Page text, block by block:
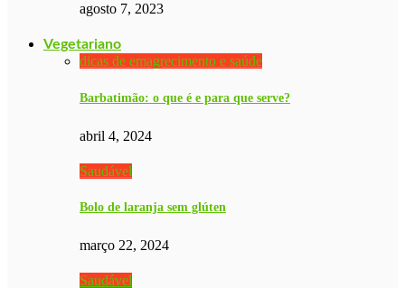
agosto 7, 2023
Vegetariano
dicas de emagrecimento e saúde
Barbatimão: o que é e para que serve?
abril 4, 2024
Saudável
Bolo de laranja sem glúten
março 22, 2024
Saudável